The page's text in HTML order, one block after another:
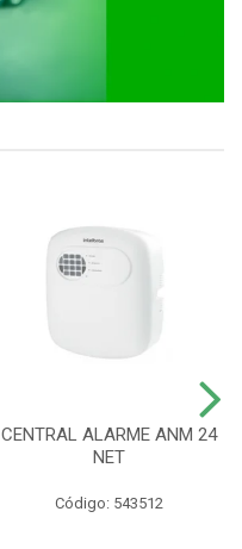
CENTRAL ALARME ANM 24
NET
Código: 543512